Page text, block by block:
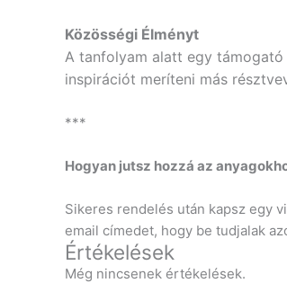
Közösségi Élményt
A tanfolyam alatt egy
inspirációt meríteni más
***
Hogyan jutsz hozzá az
Sikeres rendelés után kapsz egy
email címedet, hogy be tudjalak
Értékelések
Még nincsenek értékelések.